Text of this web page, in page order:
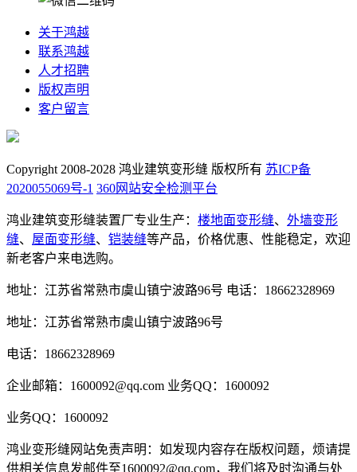
关于鸿越
联系鸿越
人才招聘
版权声明
客户留言
Copyright 2008-2028 鸿业建筑变形缝 版权所有 苏ICP备
2020055069号-1 360网站安全检测平台
鸿业建筑变形缝装置厂专业生产： 楼地面变形缝、 外墙变形
缝、 屋面变形缝、 铠装缝等产品，价格优惠、性能稳定，欢迎
新老客户来电选购。
地址：江苏省常熟市虞山镇宁波路96号 电话：18662328969
地址：江苏省常熟市虞山镇宁波路96号
电话：18662328969
企业邮箱：1600092@qq.com 业务QQ：1600092
业务QQ：1600092
鸿业变形缝网站免责声明：如发现内容存在版权问题，烦请提
供相关信息发邮件至1600092@qq.com，我们将及时沟通与处